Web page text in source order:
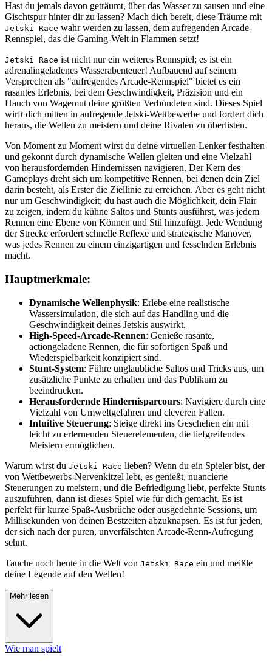
Hast du jemals davon geträumt, über das Wasser zu sausen und eine
Gischtspur hinter dir zu lassen? Mach dich bereit, diese Träume mit
Jetski Race wahr werden zu lassen, dem aufregenden Arcade-
Rennspiel, das die Gaming-Welt in Flammen setzt!
Jetski Race ist nicht nur ein weiteres Rennspiel; es ist ein
adrenalingeladenes Wasserabenteuer! Aufbauend auf seinem
Versprechen als "aufregendes Arcade-Rennspiel" bietet es ein
rasantes Erlebnis, bei dem Geschwindigkeit, Präzision und ein
Hauch von Wagemut deine größten Verbündeten sind. Dieses Spiel
wirft dich mitten in aufregende Jetski-Wettbewerbe und fordert dich
heraus, die Wellen zu meistern und deine Rivalen zu überlisten.
Von Moment zu Moment wirst du deine virtuellen Lenker festhalten
und gekonnt durch dynamische Wellen gleiten und eine Vielzahl
von herausfordernden Hindernissen navigieren. Der Kern des
Gameplays dreht sich um kompetitive Rennen, bei denen dein Ziel
darin besteht, als Erster die Ziellinie zu erreichen. Aber es geht nicht
nur um Geschwindigkeit; du hast auch die Möglichkeit, dein Flair
zu zeigen, indem du kühne Saltos und Stunts ausführst, was jedem
Rennen eine Ebene von Können und Stil hinzufügt. Jede Wendung
der Strecke erfordert schnelle Reflexe und strategische Manöver,
was jedes Rennen zu einem einzigartigen und fesselnden Erlebnis
macht.
Hauptmerkmale:
Dynamische Wellenphysik: Erlebe eine realistische
Wassersimulation, die sich auf das Handling und die
Geschwindigkeit deines Jetskis auswirkt.
High-Speed-Arcade-Rennen: Genieße rasante,
actiongeladene Rennen, die für sofortigen Spaß und
Wiederspielbarkeit konzipiert sind.
Stunt-System: Führe unglaubliche Saltos und Tricks aus, um
zusätzliche Punkte zu erhalten und das Publikum zu
beeindrucken.
Herausfordernde Hindernisparcours: Navigiere durch eine
Vielzahl von Umweltgefahren und cleveren Fallen.
Intuitive Steuerung: Steige direkt ins Geschehen ein mit
leicht zu erlernenden Steuerelementen, die tiefgreifendes
Meistern ermöglichen.
Warum wirst du Jetski Race lieben? Wenn du ein Spieler bist, der
von Wettbewerbs-Nervenkitzel lebt, es genießt, nuancierte
Steuerungen zu meistern, und die Befriedigung liebt, perfekte Stunts
auszuführen, dann ist dieses Spiel wie für dich gemacht. Es ist
perfekt für kurze Spaß-Ausbrüche oder ausgedehnte Sessions, um
Millisekunden von deinen Bestzeiten abzuknapsen. Es ist für jeden,
der sich nach der puren, unverfälschten Arcade-Renn-Aufregung
sehnt.
Tauche noch heute in die Welt von Jetski Race ein und meißle
deine Legende auf den Wellen!
Mehr lesen
Wie man spielt